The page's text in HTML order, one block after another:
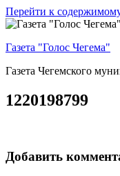
Перейти к
Газета "Голос Чегема"
Газета Чегемского
1220198799
Добавить